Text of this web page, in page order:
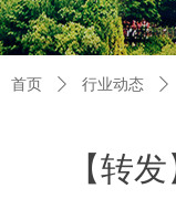
【转
首页 ꄲ 行业动态 ꄲ